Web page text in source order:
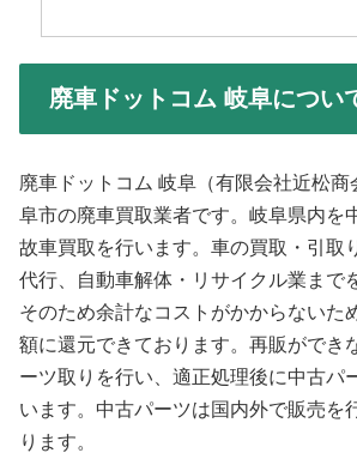
廃車ドットコム 岐阜につい
廃車ドットコム 岐阜（有限会社近松商
阜市の廃車買取業者です。岐阜県内を
故車買取を行います。車の買取・引取
代行、自動車解体・リサイクル業まで
そのため余計なコストがかからないた
額に還元できております。再販ができ
ーツ取りを行い、適正処理後に中古パ
います。中古パーツは国内外で販売を
ります。